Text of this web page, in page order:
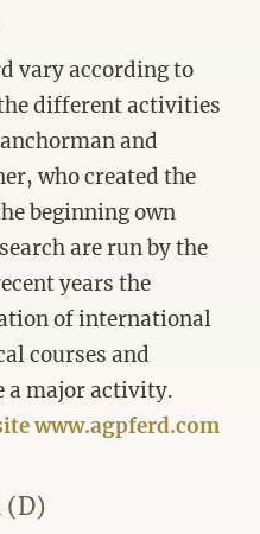
vary according to
different activities
and
who created the
beginning own
are run by the
years the
of international
courses and
a major activity.
www.agpferd.com
(D)